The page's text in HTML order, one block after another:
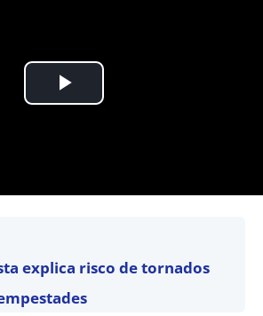
explica risco de tornados